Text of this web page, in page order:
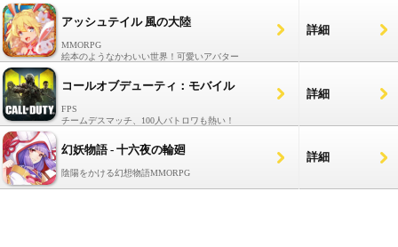
アッシュテイル 風の大陸
MMORPG
絵本のようなかわいい世界！可愛いアバター
詳細
コールオブデューティ：モバイル
FPS
チームデスマッチ、100人バトロワも熱い！
詳細
幻妖物語 - 十六夜の輪廻
陰陽をかける幻想物語MMORPG
詳細